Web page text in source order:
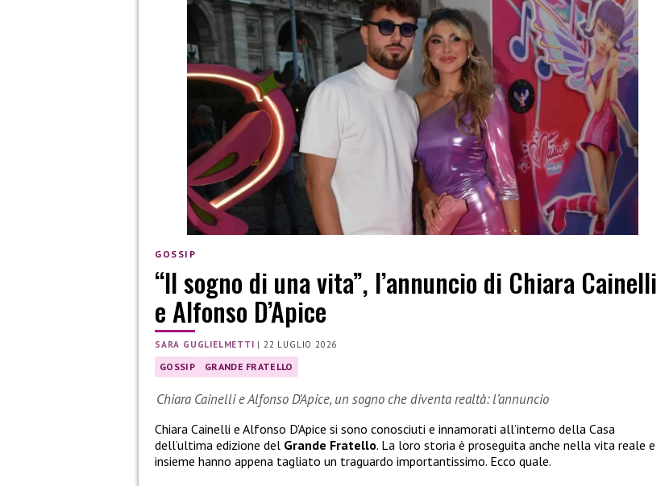
GOSSIP
“Il sogno di una vita”, l’annuncio di Chiara Cainelli
e Alfonso D’Apice
SARA GUGLIELMETTI |22 LUGLIO 2026
GOSSIP GRANDE FRATELLO
Chiara Cainelli e Alfonso D’Apice, un sogno che diventa realtà: l’annuncio
Chiara Cainelli e Alfonso D’Apice si sono conosciuti e innamorati all’interno della Casa
dell’ultima edizione del Grande Fratello. La loro storia è proseguita anche nella vita reale e
insieme hanno appena tagliato un traguardo importantissimo. Ecco quale.